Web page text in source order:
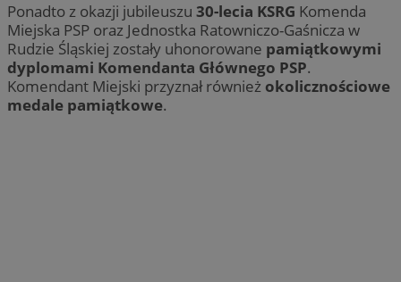
Ponadto z okazji jubileuszu 30-lecia KSRG Komenda
Miejska PSP oraz Jednostka Ratowniczo-Gaśnicza w
Rudzie Śląskiej zostały uhonorowane pamiątkowymi
dyplomami Komendanta Głównego PSP.
Komendant Miejski przyznał również okolicznościowe
medale pamiątkowe.